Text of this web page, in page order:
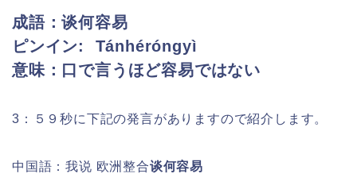
成語：谈何容易
ピンイン: Tánhéróngyì
意味：口で言うほど容易ではない
3：５９秒に下記の発言がありますので紹介します。
中国語：我说 欧洲整合谈何容易